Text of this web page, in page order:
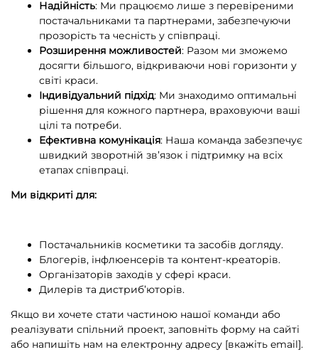
Надійність: Ми працюємо лише з перевіреними
постачальниками та партнерами, забезпечуючи
прозорість та чесність у співпраці.
Розширення можливостей: Разом ми зможемо
досягти більшого, відкриваючи нові горизонти у
світі краси.
Індивідуальний підхід: Ми знаходимо оптимальні
рішення для кожного партнера, враховуючи ваші
цілі та потреби.
Ефективна комунікація: Наша команда забезпечує
швидкий зворотній зв’язок і підтримку на всіх
етапах співпраці.
Ми відкриті для:
Постачальників косметики та засобів догляду.
Блогерів, інфлюенсерів та контент-креаторів.
Організаторів заходів у сфері краси.
Дилерів та дистриб’юторів.
Якщо ви хочете стати частиною нашої команди або
реалізувати спільний проект, заповніть форму на сайті
або напишіть нам на електронну адресу [вкажіть email].